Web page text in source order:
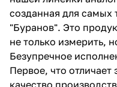
созданная для самых
"Буранов". Это
не только измерить,
Безупречное
Первое, что
качество